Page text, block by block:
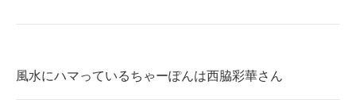
風水にハマっているちゃーぽんは西脇彩華さん